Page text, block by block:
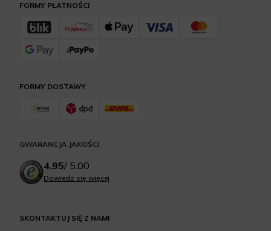
SKONTAKTUJ SIĘ Z NAMI
FORMY DOSTAWY
FORMY PŁATNOŚCI
GWARANCJA JAKOŚCI
4.95/ 5.00
Dowiedz się więcej